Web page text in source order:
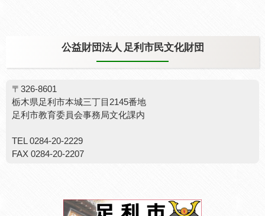
公益財団法人 足利市民文化財団
〒326-8601
栃木県足利市本城三丁目2145番地
足利市教育委員会事務局文化課内
TEL 0284-20-2229
FAX 0284-20-2207